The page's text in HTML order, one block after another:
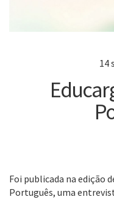
14
Foi publicada na edição
Português, uma